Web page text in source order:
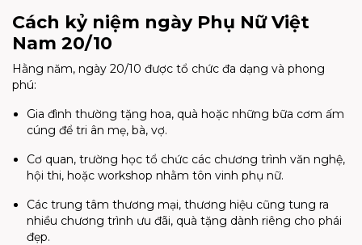
Cách kỷ niệm ngày Phụ Nữ Việt
Nam 20/10
Hằng năm, ngày 20/10 được tổ chức đa dạng và phong
phú:
Gia đình thường tặng hoa, quà hoặc những bữa cơm ấm
cúng để tri ân mẹ, bà, vợ.
Cơ quan, trường học tổ chức các chương trình văn nghệ,
hội thi, hoặc workshop nhằm tôn vinh phụ nữ.
Các trung tâm thương mại, thương hiệu cũng tung ra
nhiều chương trình ưu đãi, quà tặng dành riêng cho phái
đẹp.